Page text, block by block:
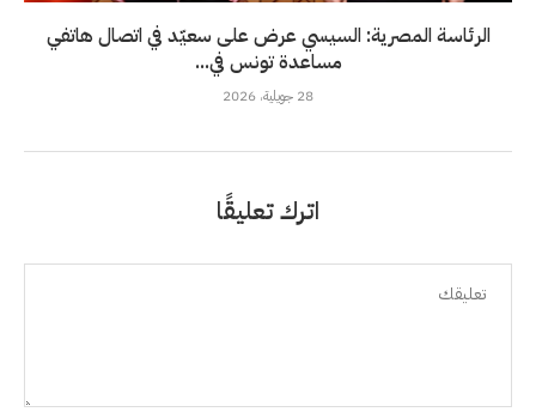
الرئاسة المصرية: السيسي عرض على سعيّد في اتصال هاتفي
مساعدة تونس في...
28 جويلية، 2026
اترك تعليقًا